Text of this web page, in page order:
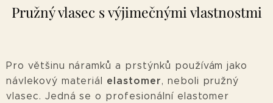
Pružný vlasec s výjimečnými vlastnostmi
Pro většinu náramků a prstýnků používám jako
návlekový materiál
elastomer, neboli pružný
vlasec. Jedná se o profesionální elastomer